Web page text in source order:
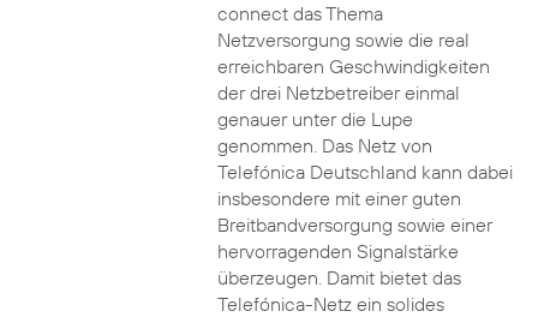
connect das Thema
Netzversorgung sowie die real
erreichbaren Geschwindigkeiten
der drei Netzbetreiber einmal
genauer unter die Lupe
genommen. Das Netz von
Telefónica Deutschland kann dabei
insbesondere mit einer guten
Breitbandversorgung sowie einer
hervorragenden Signalstärke
überzeugen. Damit bietet das
Telefónica-Netz ein solides